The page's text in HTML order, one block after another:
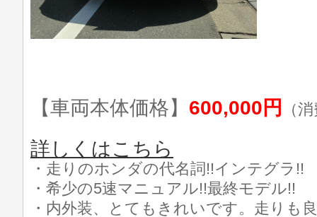
【車両本体価格】 600,000円 （
詳しくはこちら
・走りのホンダの代名詞!!インテグラ!!
・希少の5速マニュアル!!最終モデル!!
・内外装、とてもきれいです。走りも